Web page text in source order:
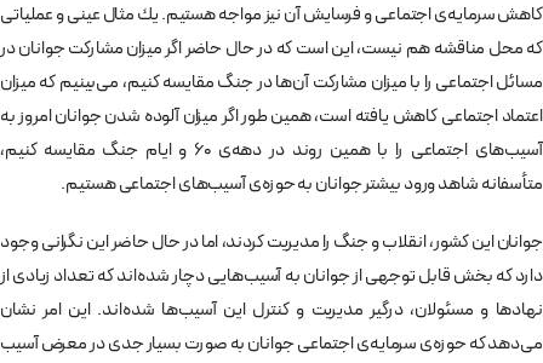
كاهش سرمايه‌ی اجتماعی و فرسايش آن نيز مواجه هستيم. يك مثال عينی و عملياتی
كه محل مناقشه هم نيست، اين است كه در حال حاضر اگر ميزان مشاركت جوانان در
مسائل اجتماعی را با ميزان مشاركت آن‌ها در جنگ مقايسه كنيم، می‌بينيم كه ميزان
اعتماد اجتماعی كاهش يافته است، همين طور اگر ميزان آلوده شدن جوانان امروز به
آسيب‌های اجتماعی را با همين روند در دهه‌ی 60 و ايام جنگ مقايسه كنيم،
متأسفانه شاهد ورود بيشتر جوانان به حوزه‌ی آسيب‌های اجتماعی هستيم.
جوانان اين كشور، انقلاب و جنگ را مديريت كردند، اما در حال حاضر اين نگرانی وجود
دارد كه بخش قابل توجهی از جوانان به آسيب‌هايی دچار شده‌اند كه تعداد زيادی از
نهادها و مسئولان، درگير مديريت و كنترل اين آسيب‌ها شده‌اند. اين امر نشان
می‌دهد كه حوزه‌ی سرمايه‌ی اجتماعی جوانان به صورت بسيار جدی در معرض آسيب‌